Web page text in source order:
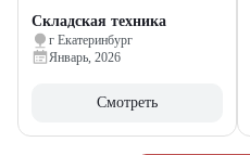
Складская техника
г Екатеринбург
Январь, 2026
Смотреть